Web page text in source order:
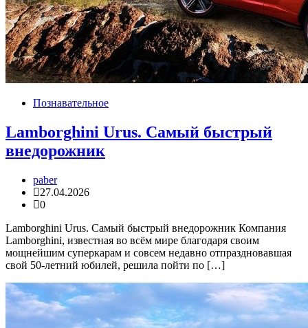
Познавательное
Lamborghini Urus. Самый быстрый
внедорожник
paber
27.04.2026
0
Lamborghini Urus. Самый быстрый внедорожник Компания
Lamborghini, известная во всём мире благодаря своим
мощнейшим суперкарам и совсем недавно отпраздновавшая
свой 50-летний юбилей, решила пойти по […]